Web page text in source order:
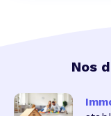
Nos